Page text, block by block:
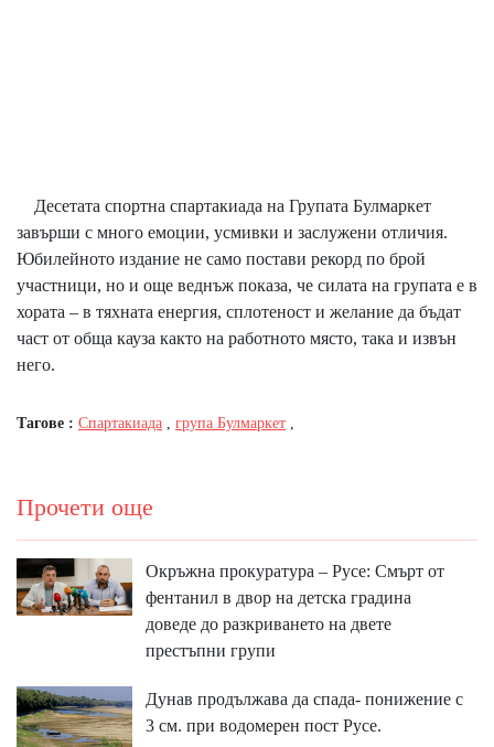
Десетата спортна спартакиада на Групата Булмаркет
завърши с много емоции, усмивки и заслужени отличия.
Юбилейното издание не само постави рекорд по брой
участници, но и още веднъж показа, че силата на групата е в
хората – в тяхната енергия, сплотеност и желание да бъдат
част от обща кауза както на работното място, така и извън
него.
Тагове : Спартакиада , група Булмаркет ,
Прочети още
Окръжна прокуратура – Русе: Смърт от
фентанил в двор на детска градина
доведе до разкриването на двете
престъпни групи
Дунав продължава да спада- понижение с
3 см. при водомерен пост Русе.